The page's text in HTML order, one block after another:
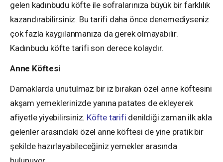
gelen kadınbudu köfte ile sofralarınıza büyük bir farklılık
kazandırabilirsiniz. Bu tarifi daha önce denemediyseniz
çok fazla kaygılanmanıza da gerek olmayabilir.
Kadınbudu köfte tarifi son derece kolaydır.
Anne Köftesi
Damaklarda unutulmaz bir iz bırakan özel anne köftesini
akşam yemeklerinizde yanına patates de ekleyerek
afiyetle yiyebilirsiniz. Köfte tarifi denildiği zaman ilk akla
gelenler arasındaki özel anne köftesi de yine pratik bir
şekilde hazırlayabileceğiniz yemekler arasında